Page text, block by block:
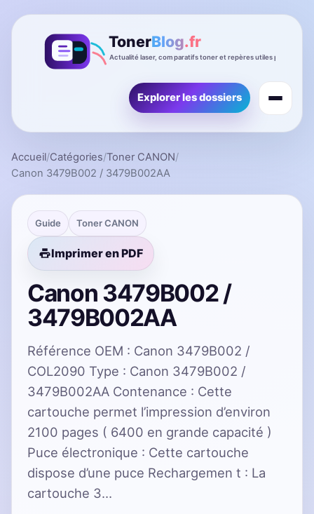
Explorer les dossiers
Accueil/Catégories/Toner CANON/
Canon 3479B002 / 3479B002AA
Guide Toner CANON
Imprimer en PDF
Canon 3479B002 /
3479B002AA
Référence OEM : Canon 3479B002 /
COL2090 Type : Canon 3479B002 /
3479B002AA Contenance : Cette
cartouche permet l’impression d’environ
2100 pages ( 6400 en grande capacité )
Puce électronique : Cette cartouche
dispose d’une puce Rechargemen t : La
cartouche 3…